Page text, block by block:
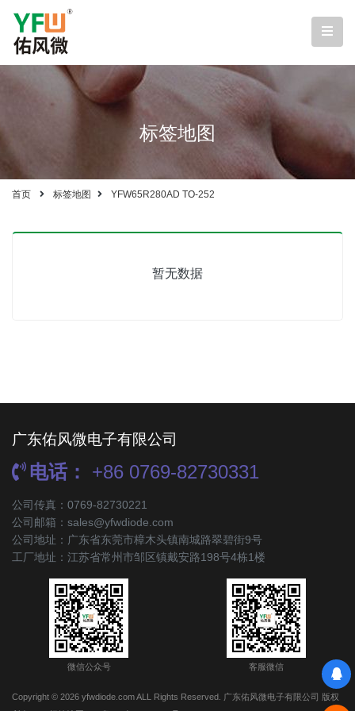
标签地图
首页 标签地图 YFW65R280AD TO-252
暂无数据
广东佑风微电子有限公司
电话： +86 0769-82730331
公司传真：0769-82730221
公司邮箱：sales@yfwdiode.com
公司地址：广东省东莞市樟木头镇南城路翠碧街9号
工厂地址：江苏省常州市邹区镇戴安路198号4栋1楼
微信公众号 客服微信
Copyright © 2026 yfwdiode.com ALL Rights Reserved. 广东佑风微电子有限公司 版权